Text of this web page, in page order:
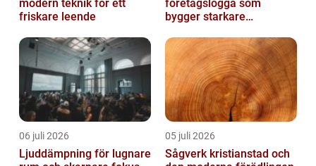
modern teknik för ett
friskare leende
företagslogga som
bygger starkare
06 juli 2026
Ljuddämpning för lugnare
05 juli 2026
Sågverk kristianstad och